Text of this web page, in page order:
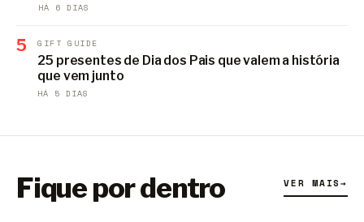
HÁ 6 DIAS
5 GIFT GUIDE
25 presentes de Dia dos Pais que valem a história
que vem junto
HÁ 5 DIAS
Fique por dentro VER MAIS→